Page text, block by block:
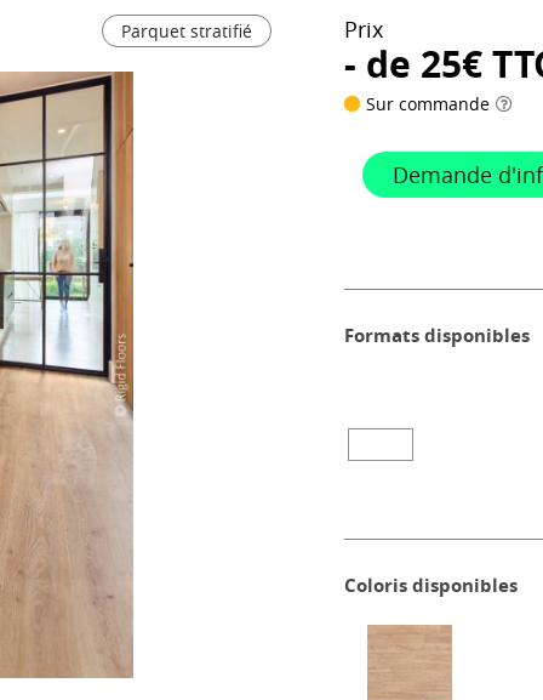
Parquet stratifié Prix
- de 25€
Sur commande
Demande
Formats disponibles
Coloris disponibles